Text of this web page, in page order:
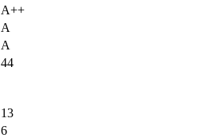
А++
А
А
44
13
6